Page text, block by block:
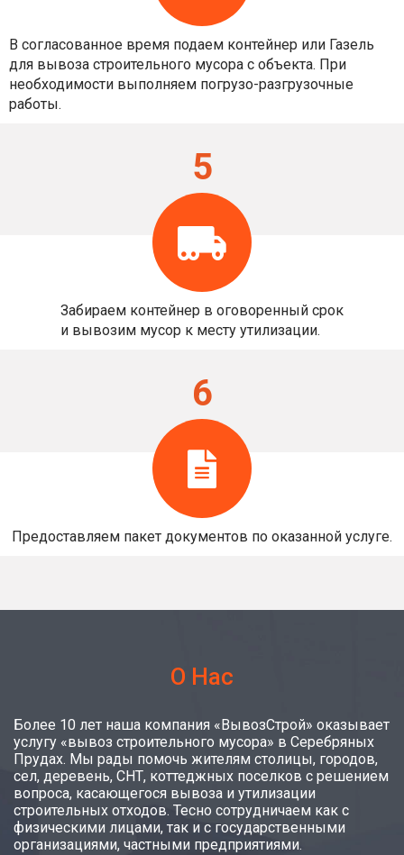
В согласованное время подаем контейнер или Газель
для вывоза строительного мусора с объекта. При
необходимости выполняем погрузо-разгрузочные
работы.
Забираем контейнер в оговоренный срок
и вывозим мусор к месту утилизации.
5
Предоставляем пакет документов по оказанной услуге.
6
О Нас
Более 10 лет наша компания «ВывозСтрой» оказывает
услугу «вывоз строительного мусора» в Серебряных
Прудах. Мы рады помочь жителям столицы, городов,
сел, деревень, СНТ, коттеджных поселков с решением
вопроса, касающегося вывоза и утилизации
строительных отходов. Тесно сотрудничаем как с
физическими лицами, так и с государственными
организациями, частными предприятиями.